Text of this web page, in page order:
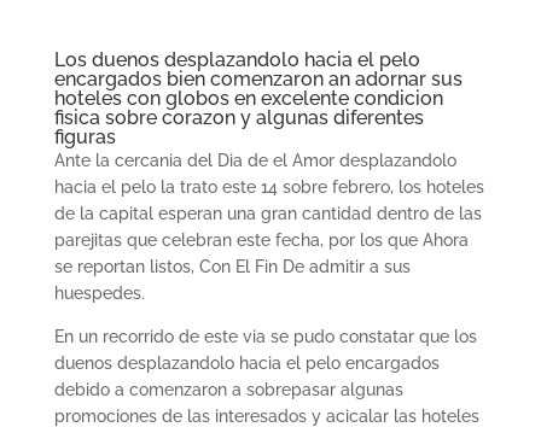
Los duenos desplazandolo hacia el pelo
encargados bien comenzaron an adornar sus
hoteles con globos en excelente condicion
fisica sobre corazon y algunas diferentes
figuras
Ante la cercania del Dia de el Amor desplazandolo
hacia el pelo la trato este 14 sobre febrero, los hoteles
de la capital esperan una gran cantidad dentro de las
parejitas que celebran este fecha, por los que Ahora
se reportan listos, Con El Fin De admitir a sus
huespedes.
En un recorrido de este vi­a se pudo constatar que los
duenos desplazandolo hacia el pelo encargados
debido a comenzaron a sobrepasar algunas
promociones de las interesados y acicalar las hoteles